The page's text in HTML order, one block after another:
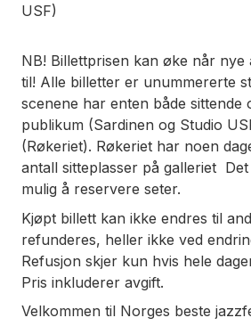
USF)
NB! Billettprisen kan øke når nye
til! Alle billetter er unummererte
scenene har enten både sittende
publikum (Sardinen og Studio
(Røkeriet). Røkeriet har noen
antall sitteplasser på galleriet
mulig å reservere seter.
Kjøpt billett kan ikke endres til
refunderes, heller ikke ved
Refusjon skjer kun hvis hele
Pris inkluderer avgift.
Velkommen til Norges beste